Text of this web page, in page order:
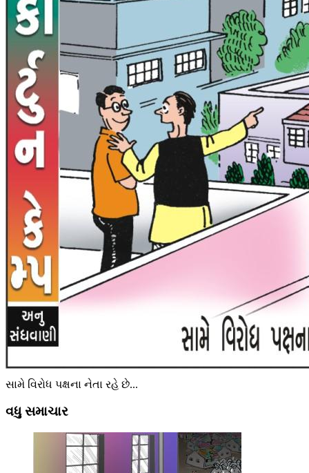
સામે વિરોધ પક્ષના નેતા રહે છે...
વધુ સમાચાર